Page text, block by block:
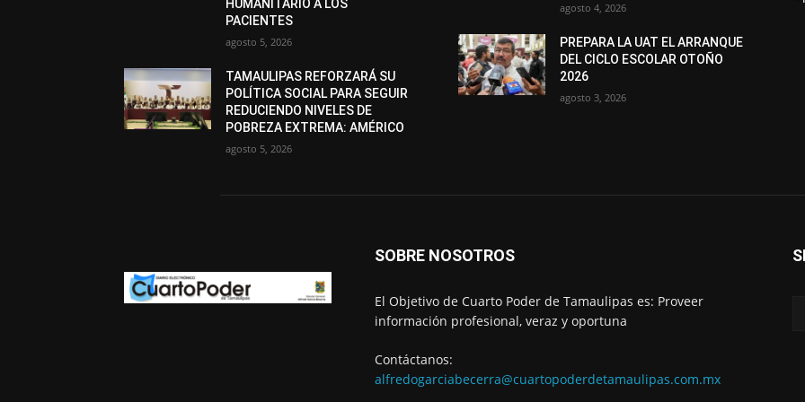
HUMANITARIO A LOS
PACIENTES
agosto 5, 2026
TAMAULIPAS REFORZARÁ SU
POLÍTICA SOCIAL PARA SEGUIR
REDUCIENDO NIVELES DE
POBREZA EXTREMA: AMÉRICO
agosto 5, 2026
agosto 4, 2026
PREPARA LA UAT EL ARRANQUE
DEL CICLO ESCOLAR OTOÑO
2026
agosto 3, 2026
SOBRE NOSOTROS
El Objetivo de Cuarto Poder de Tamaulipas es: Proveer
información profesional, veraz y oportuna
Contáctanos:
alfredogarciabecerra@cuartopoderdetamaulipas.com.mx